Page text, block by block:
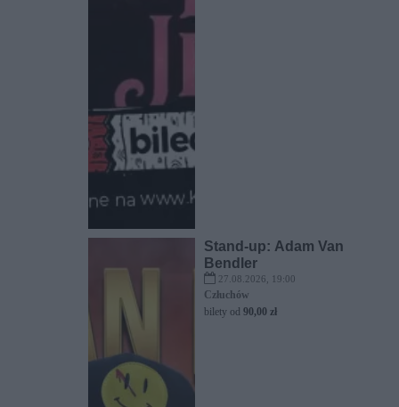
Stand-up: Adam Van
Bendler
27.08.2026, 19:00
Człuchów
bilety od 90,00 zł